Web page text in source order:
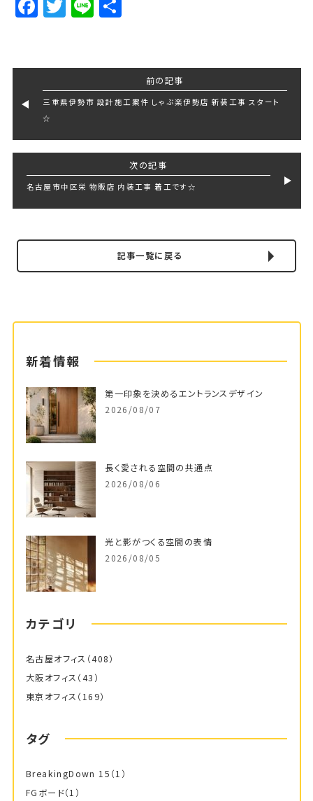
前の記事
三重県伊勢市 設計施工案件 しゃぶ楽伊勢店 新装工事 スタート
☆
次の記事
名古屋市中区栄 物販店 内装工事 着工です☆
記事一覧に戻る
新着情報
第一印象を決めるエントランスデザイン
2026/08/07
長く愛される空間の共通点
2026/08/06
光と影がつくる空間の表情
2026/08/05
カテゴリ
名古屋オフィス （408）
大阪オフィス （43）
東京オフィス （169）
タグ
BreakingDown 15 （1）
FGボード（1）